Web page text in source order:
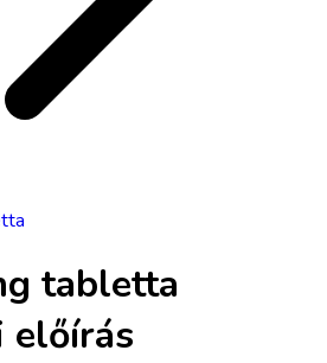
tabletta
előírás